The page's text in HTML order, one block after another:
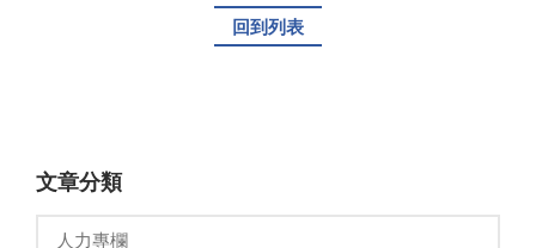
回到列表
文章分類
人力專欄